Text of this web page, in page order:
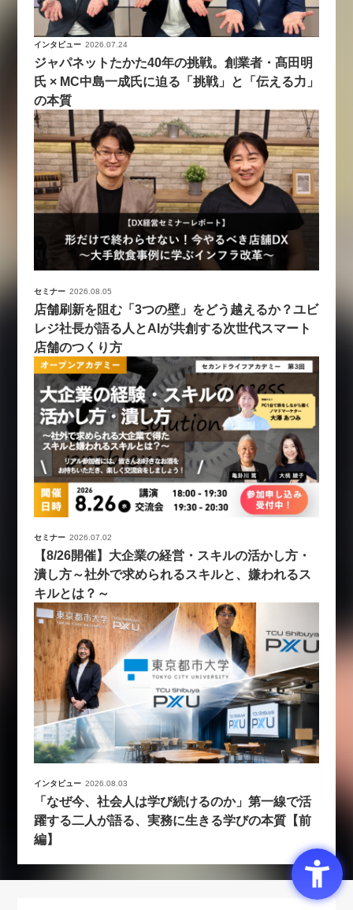
インタビュー 2026.07.24
ジャパネットたかた40年の挑戦。創業者・髙田明
氏 × MC中島一成氏に迫る「挑戦」と「伝える力」
の本質
セミナー 2026.08.05
店舗刷新を阻む「3つの壁」をどう越えるか？ユビ
レジ社長が語る人とAIが共創する次世代スマート
店舗のつくり方
セミナー 2026.07.02
【8/26開催】大企業の経営・スキルの活かし方・
潰し方～社外で求められるスキルと、嫌われるス
キルとは？～
インタビュー 2026.08.03
「なぜ今、社会人は学び続けるのか」第一線で活
躍する二人が語る、実務に生きる学びの本質【前
編】